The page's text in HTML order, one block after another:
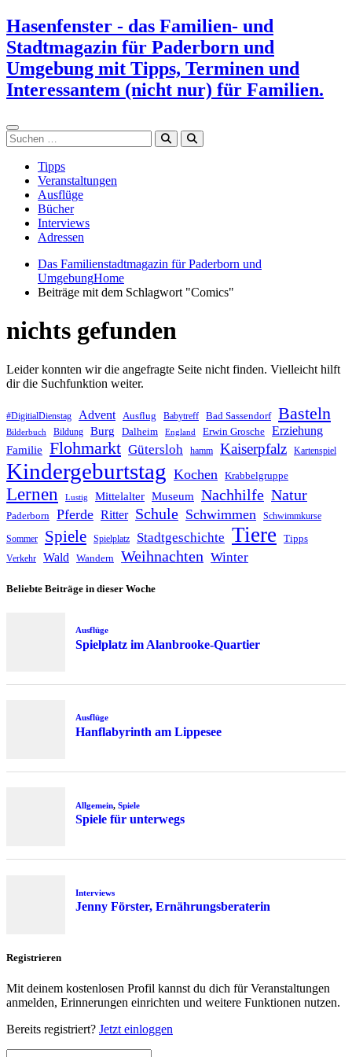
Zum
Inhalt
springen
Hasenfenster - das Familien- und
Stadtmagazin für Paderborn und
Umgebung mit Tipps, Terminen und
Interessantem (nicht nur) für Familien.
Suchen
Tipps
Veranstaltungen
Ausflüge
Bücher
Interviews
Adressen
Das Familienstadtmagazin für Paderborn und
UmgebungHome
Beiträge mit dem Schlagwort "Comics"
nichts gefunden
Leider konnten wir die angefragte Seite nicht finden. Vielleicht hilft
dir die Suchfunktion weiter.
#DigitialDienstag Advent Ausflug Babytreff Bad Sassendorf Basteln
Bilderbuch Bildung Burg Dalheim England Erwin Grosche Erziehung
Familie Flohmarkt Gütersloh hamm Kaiserpfalz Kartenspiel
Kindergeburtstag Kochen Krabbelgruppe
Lernen Lustig Mittelalter Museum Nachhilfe Natur
Paderborn Pferde Ritter Schule Schwimmen Schwimmkurse
Sommer Spiele Spielplatz Stadtgeschichte Tiere Tipps
Verkehr Wald Wandern Weihnachten Winter
Beliebte Beiträge in dieser Woche
Ausflüge
Spielplatz im Alanbrooke-Quartier
Ausflüge
Hanflabyrinth am Lippesee
Allgemein, Spiele
Spiele für unterwegs
Interviews
Jenny Förster, Ernährungsberaterin
Registrieren
Mit deinem kostenlosen Profil kannst du dich für Veranstaltungen
anmelden, Erinnerungen einrichten und weitere Funktionen nutzen.
Bereits registriert? Jetzt einloggen